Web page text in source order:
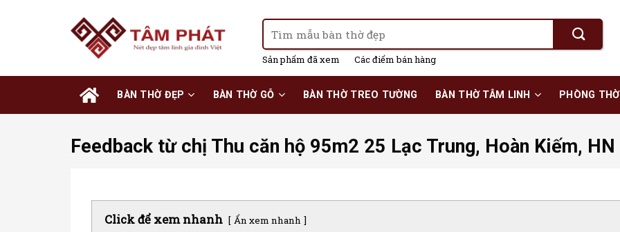
Tìm
kiếm:
Sản phẩm đã xem Các điểm bán hàng
BÀN THỜ ĐẸP BÀN THỜ GỖ BÀN THỜ TREO TƯỜNG BÀN THỜ TÂM LINH PHÒNG THỜ
Feedback từ chị Thu căn hộ 95m2 25 Lạc Trung, Hoàn Kiếm, HN
Click để xem nhanh Ẩn xem nhanh